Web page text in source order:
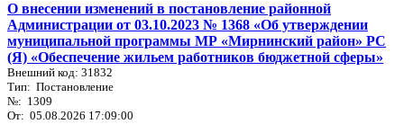
О внесении изменений в постановление районной
Администрации от 03.10.2023 № 1368 «Об утверждении
муниципальной программы МР «Мирнинский район» РС
(Я) «Обеспечение жильем работников бюджетной сферы»
Внешний код: 31832
Тип: Постановление
№: 1309
От: 05.08.2026 17:09:00